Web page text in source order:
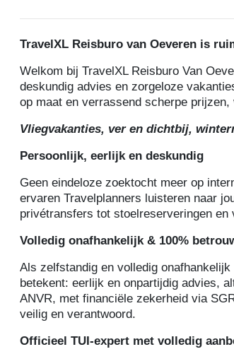
TravelXL Reisburo van Oeveren is
Welkom bij TravelXL Reisburo Van
deskundig advies en zorgeloze
op maat en verrassend scherpe
Vliegvakanties, ver en dichtbij,
Persoonlijk, eerlijk en deskundig
Geen eindeloze zoektocht meer op
ervaren Travelplanners luisteren naar
privétransfers tot stoelreserveringen en
Volledig onafhankelijk & 100%
Als zelfstandig en volledig
betekent: eerlijk en onpartijdig advies,
ANVR, met financiële zekerheid via
veilig en verantwoord.
Officieel TUI-expert met volledig